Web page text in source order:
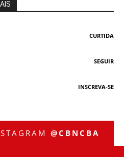
CURTIDA
SEGUIR
INSCREVA-SE
@CBNCBA